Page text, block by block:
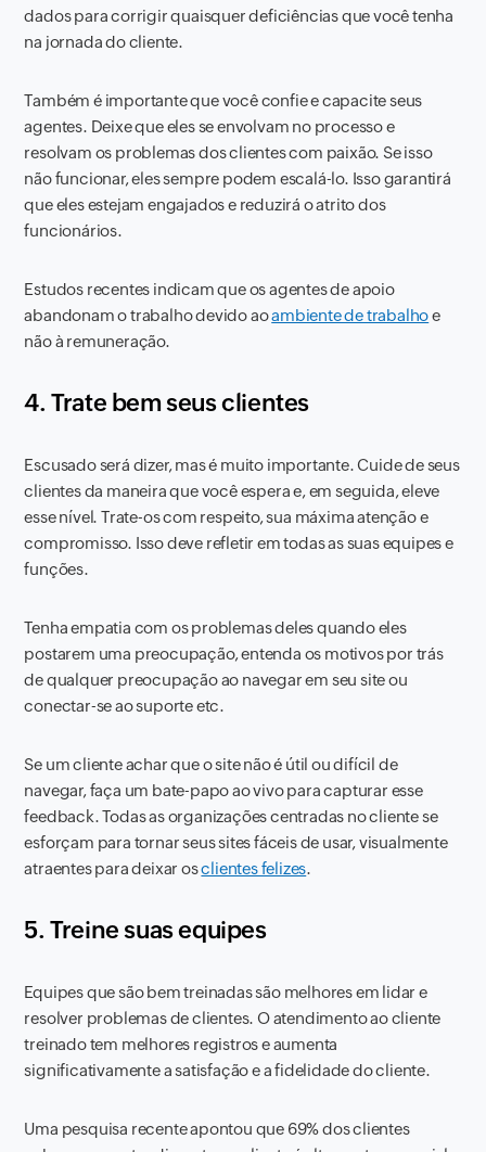
dados para corrigir quaisquer deficiências que você tenha
na jornada do cliente.
Também é importante que você confie e capacite seus
agentes. Deixe que eles se envolvam no processo e
resolvam os problemas dos clientes com paixão. Se isso
não funcionar, eles sempre podem escalá-lo. Isso garantirá
que eles estejam engajados e reduzirá o atrito dos
funcionários.
Estudos recentes indicam que os agentes de apoio
abandonam o trabalho devido aoambiente de trabalhoe
não à remuneração.
4. Trate bem seus clientes
Escusado será dizer, mas é muito importante. Cuide de seus
clientes da maneira que você espera e, em seguida, eleve
esse nível. Trate-os com respeito, sua máxima atenção e
compromisso. Isso deve refletir em todas as suas equipes e
funções.
Tenha empatia com os problemas deles quando eles
postarem uma preocupação, entenda os motivos por trás
de qualquer preocupação ao navegar em seu site ou
conectar-se ao suporte etc.
Se um cliente achar que o site não é útil ou difícil de
navegar, faça um bate-papo ao vivo para capturar esse
feedback. Todas as organizações centradas no cliente se
esforçam para tornar seus sites fáceis de usar, visualmente
atraentes para deixar osclientes felizes.
5. Treine suas equipes
Equipes que são bem treinadas são melhores em lidar e
resolver problemas de clientes. O atendimento ao cliente
treinado tem melhores registros e aumenta
significativamente a satisfação e a fidelidade do cliente.
Uma pesquisa recente apontou que 69% dos clientes